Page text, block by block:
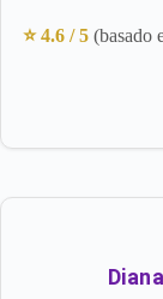
⭐ 4.6 / 5 (basado